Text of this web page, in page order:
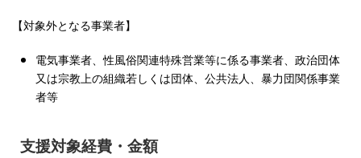
【対象外となる事業者】
電気事業者、性風俗関連特殊営業等に係る事業者、政治団体
又は宗教上の組織若しくは団体、公共法人、暴力団関係事業
者等
支援対象経費・金額